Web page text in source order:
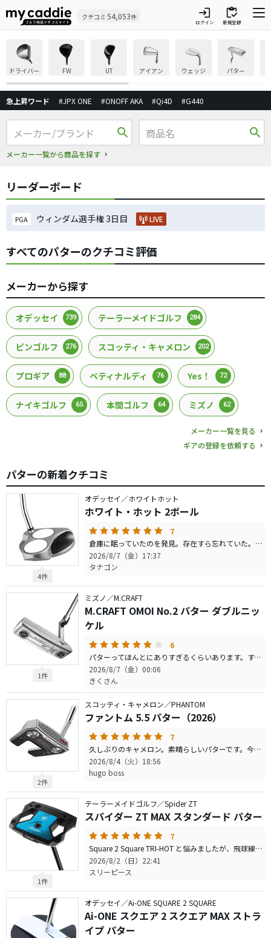
クチコミ 54,053件 login
ログイン
inventory
新規登録
ドライバー FW UT アイアン ウェッジ パター
急上昇ワード #JPX ONE #ONOFF AKA #Qi4D #G440
search
メーカー一覧から商品を探す
search
リーダーボード
PGA ウィンダム選手権 3日目 LIVE
すべてのパターのクチコミ評価
メーカーから探す
オデッセイ 739 テーラーメイドゴルフ 284
ピンゴルフ 276 スコッティ・キャメロン 202
プロギア 88 ベティナルディ 76 Yes！ 72
ナイキゴルフ 65 本間ゴルフ 64 ミズノ 62
メーカー一覧を見る
ギアの登録を依頼する
パターの新着クチコミ
4件
オデッセイ／ホワイトホット
ホワイト・ホット 2ボール
7
倉庫に眠っていたのを発見。存在すら忘れていた。マットで打ってみた。メチャ入る。軽い。振りやすい。なんか頼りない。でも入る。使うか。20年ぶりに。 夏の重いグリーンには合いそう。振れるので打ち切れる。これだから初代は手放せない。
2026/8/7（金）17:37
タナゴン
1件
ミズノ／M.CRAFT
M.CRAFT OMOI No.2 パター ダブルニッ
ケル
6
パターってほんとにありすぎるくらいあります。すべてのクラブに言えますが、結局その人に合うかどうかに尽きます。その合ったクラブをほとんどの人が手にできていません。そこまでゴルフを真剣にやらないし、そこまでクラブを追い求めることも時間的、金銭的に無理です。ゴルフをやって２０年、クラブは捕まり、フェイスの向き、構えやすさ、安定性、重さがその人に合うかどうかです。シャフトも関係しますが。このパターはほんとにシルエットが綺麗です。キャメロンや他の有名メーカーと比べても細部の形状がいい。つかまりはそこそこで変につかまらない。安定性もある。グリップも太くていい。それでいて安い。評価が悪いのか中古でけっこういいのが値段さがっている。軟鉄なので好みはわかれます。もともとステンレスの打感が好きで、相当打感にはこだわりますが、不思議と使えば使うほど味がわかるパターです。値段で世間の人、私も含めて反応してしまいますが、良心的な値段設定だと思います。是非ゴルフのよくわかる人に緊張したラウンドの場面でも合うパター、フィティングしてもらってほしい。
2026/8/7（金）00:06
きくさん
2件
スコッティ・キャメロン／PHANTOM
ファントム 5.5 パター（2026）
7
久しぶりのキャメロン。素晴らしいパターです。今までO社は好きで数多く使用しましたが、このパターは全ての要素が完璧。最近多くの種類が発売されているので自分の好みを選べば良い。シャフトもベントだが、絶妙な角度です。何もせずただストロークするだけです。センターシャフトの打ち方はダメだと思います。
2026/8/4（火）18:56
hugo boss
1件
テーラーメイドゴルフ／Spider ZT
スパイダー ZT MAX スタンダード パター
7
Square 2 Square TRI-HOT と悩みましたが、飛球線方向に傾いたシャフトも気にならず、ハンドファーストになる構えも気にならず、試打して打ち比べた結果、こちらがしっくりきたので Spider ZT MAX STANDARD を購入しました。 ヘッドが重くオートマチックにストロークでき、グリーン縁に乗った絶望的ロングパットが安定して2パットに収まるようになってきました！ショートパットもしっかり打てるようになりました！
2026/8/2（日）22:41
スリーピース
オデッセイ／Ai-ONE SQUARE 2 SQUARE
Ai-ONE スクエア 2 スクエア MAX ストラ
イプ パター